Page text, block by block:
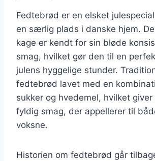
Fedtebrød er en elsket
en særlig plads i danske hjem.
kage er kendt for sin bløde
smag, hvilket gør den til en
julens hyggelige stunder.
fedtebrød lavet med en
sukker og hvedemel, hvilket giver
fyldig smag, der appellerer til
voksne.
Historien om fedtebrød går